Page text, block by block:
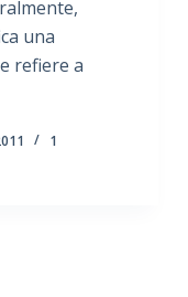
una
refiere a
1